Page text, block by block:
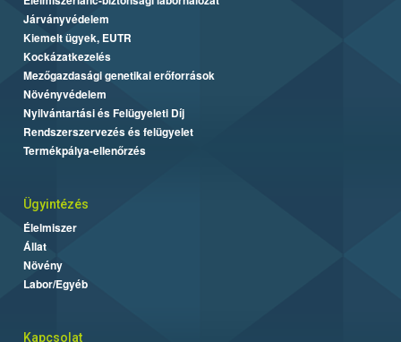
Járványvédelem
Kiemelt ügyek, EUTR
Kockázatkezelés
Mezőgazdasági genetikai erőforrások
Növényvédelem
Nyilvántartási és Felügyeleti Díj
Rendszerszervezés és felügyelet
Termékpálya-ellenőrzés
Ügyintézés
Élelmiszer
Állat
Növény
Labor/Egyéb
Kapcsolat